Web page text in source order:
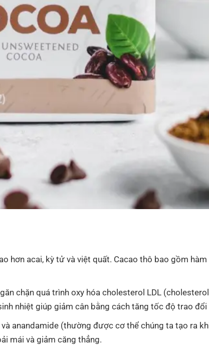
hơn acai, kỳ tử và việt quất. Cacao thô bao gồm
chặn quá trình oxy hóa cholesterol LDL
nhiệt giúp giảm cân bằng cách tăng tốc độ trao đổi
anandamide (thường được cơ thể chúng ta tạo ra
mái và giảm căng thẳng.